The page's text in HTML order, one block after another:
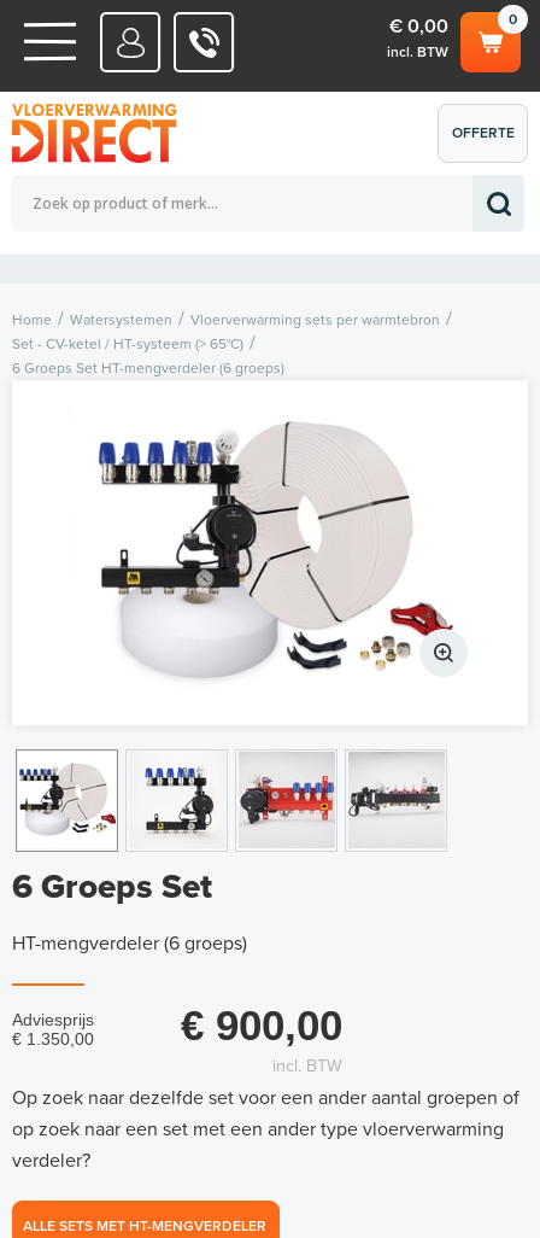
WATERSYSTEMEN
ELEKTRISCHE SYSTEMEN
0
€ 0,00
incl. BTW
Totaalbedrag (incl. BTW) € 0,00
OFFERTE
AANVRAGEN
Home Watersystemen
Vloerverwarming sets per warmtebron
Set - CV-ketel / HT-systeem (> 65°C)
6 Groeps Set HT-mengverdeler (6 groeps)
6 Groeps Set
HT-mengverdeler (6 groeps)
Adviesprijs
€ 1.350,00
€ 900,00
incl. BTW
Op zoek naar dezelfde set voor een ander aantal groepen of
op zoek naar een set met een ander type vloerverwarming
verdeler?
ALLE SETS MET HT-MENGVERDELER